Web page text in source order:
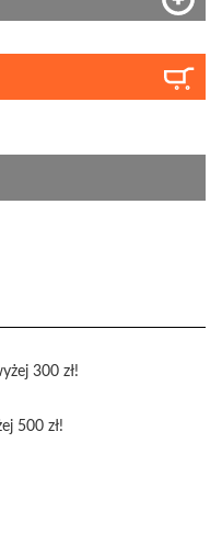
300 zł!
500 zł!